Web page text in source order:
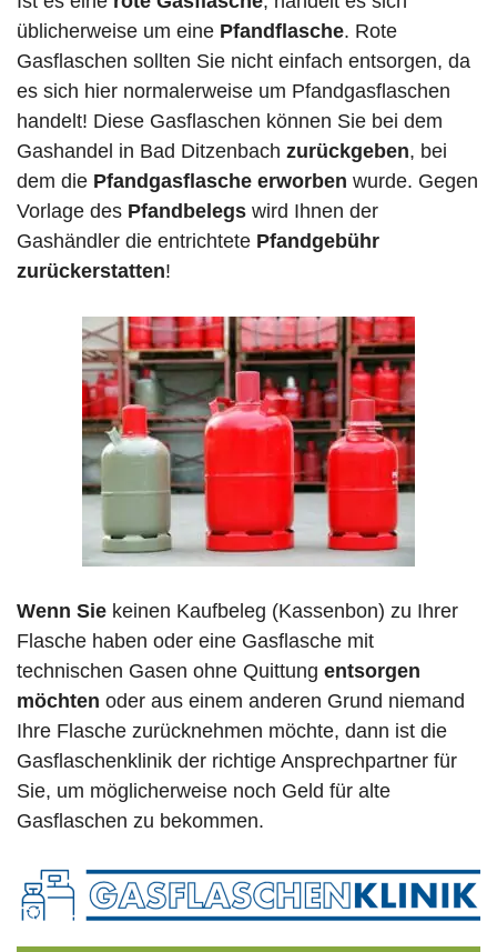
üblicherweise um eine Pfandflasche. Rote
Gasflaschen sollten Sie nicht einfach entsorgen, da
es sich hier normalerweise um Pfandgasflaschen
handelt! Diese Gasflaschen können Sie bei dem
Gashandel in Bad Ditzenbach zurückgeben, bei
dem die Pfandgasflasche erworben wurde. Gegen
Vorlage des Pfandbelegs wird Ihnen der
Gashändler die entrichtete Pfandgebühr
zurückerstatten!
Wenn Sie keinen Kaufbeleg (Kassenbon) zu Ihrer
Flasche haben oder eine Gasflasche mit
technischen Gasen ohne Quittung entsorgen
möchten oder aus einem anderen Grund niemand
Ihre Flasche zurücknehmen möchte, dann ist die
Gasflaschenklinik der richtige Ansprechpartner für
Sie, um möglicherweise noch Geld für alte
Gasflaschen zu bekommen.